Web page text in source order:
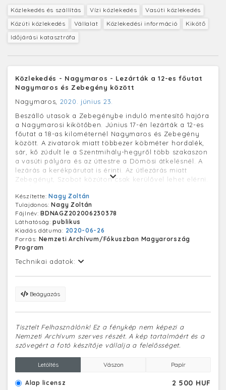
Közlekedés és szállítás Vízi közlekedés
Vasúti közlekedés
Közúti közlekedés
Vállalat Közlekedési információ
Kikötő
Időjárási katasztrófa
Közlekedés - Nagymaros - Lezárták a 12-es főutat
Nagymaros és Zebegény között
Nagymaros, 2020. június 23.
Beszálló utasok a Zebegénybe induló mentesítő hajóra
a Nagymarosi kikötőben. Június 17-én lezárták a 12-es
főutat a 18-as kilométernél Nagymaros és Zebegény
között. A zivatarok miatt többezer köbméter hordalék,
sár, kő zúdult le a Szentmihály-hegyről több szakaszon
a vasúti pályára és az úttestre a Dömösi átkelésnél. A
lezárás a kerékpárutat is érinti. Az útlezárás miatt
Zebegényt, Szobot közúton csak kerülővel lehet elérni.
ingyenes mentesítő hajójárat indult Nagymaros és
Zebegény között, mely reggeltől estig óránként
közlekedik.
Készítette:Nagy Zoltán
Tulajdonos:Nagy Zoltán
Fájlnév:BDNAGZ202006230378
Láthatóság:publikus
Kiadás dátuma: 2020-06-26
Forrás: Nemzeti Archívum/Fókuszban Magyarország
Program
Technikai adatok:
Beágyazás
Tisztelt Felhasználónk! Ez a fénykép nem képezi a
Nemzeti Archívum szerves részét. A kép tartalmáért és a
szövegért a fotó készítője vállalja a felelősséget.
Letöltés Vászon Papír
Alap licensz 2 500 HUF